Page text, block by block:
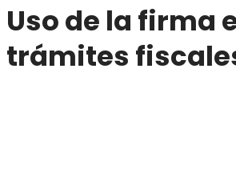
Uso de la firma
trámites